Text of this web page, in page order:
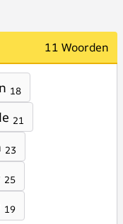
11 Woorden
18
21
23
25
19